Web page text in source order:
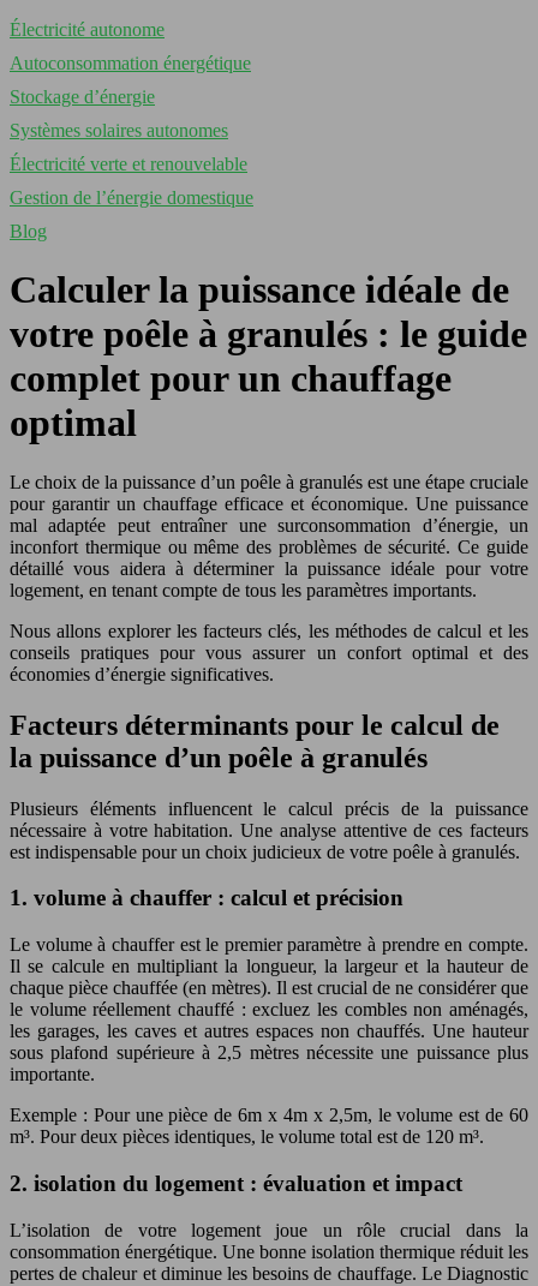
Électricité autonome
Autoconsommation énergétique
Stockage d’énergie
Systèmes solaires autonomes
Électricité verte et renouvelable
Gestion de l’énergie domestique
Blog
Calculer la puissance idéale de
votre poêle à granulés : le guide
complet pour un chauffage
optimal
Le choix de la puissance d’un poêle à granulés est une étape cruciale
pour garantir un chauffage efficace et économique. Une puissance
mal adaptée peut entraîner une surconsommation d’énergie, un
inconfort thermique ou même des problèmes de sécurité. Ce guide
détaillé vous aidera à déterminer la puissance idéale pour votre
logement, en tenant compte de tous les paramètres importants.
Nous allons explorer les facteurs clés, les méthodes de calcul et les
conseils pratiques pour vous assurer un confort optimal et des
économies d’énergie significatives.
Facteurs déterminants pour le calcul de
la puissance d’un poêle à granulés
Plusieurs éléments influencent le calcul précis de la puissance
nécessaire à votre habitation. Une analyse attentive de ces facteurs
est indispensable pour un choix judicieux de votre poêle à granulés.
1. volume à chauffer : calcul et précision
Le volume à chauffer est le premier paramètre à prendre en compte.
Il se calcule en multipliant la longueur, la largeur et la hauteur de
chaque pièce chauffée (en mètres). Il est crucial de ne considérer que
le volume réellement chauffé : excluez les combles non aménagés,
les garages, les caves et autres espaces non chauffés. Une hauteur
sous plafond supérieure à 2,5 mètres nécessite une puissance plus
importante.
Exemple : Pour une pièce de 6m x 4m x 2,5m, le volume est de 60
m³. Pour deux pièces identiques, le volume total est de 120 m³.
2. isolation du logement : évaluation et impact
L’isolation de votre logement joue un rôle crucial dans la
consommation énergétique. Une bonne isolation thermique réduit les
pertes de chaleur et diminue les besoins de chauffage. Le Diagnostic